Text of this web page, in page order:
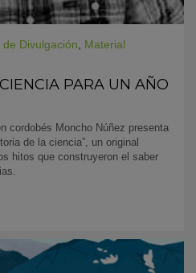
de Divulgación, Material
PARA UN AÑO
cordobés Moncho Núñez presenta
de la ciencia”, un original
hitos que construyeron el saber